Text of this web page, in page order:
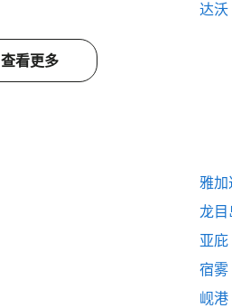
达沃
查看更多
雅加
龙目
亚庇
宿雾
岘港